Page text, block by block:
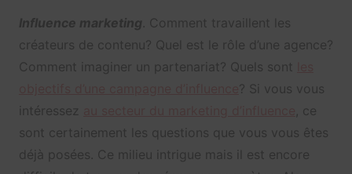
Influence marketing . Comment travaillent les
créateurs de contenu? Quel est le rôle d’une agence?
Comment imaginer un partenariat? Quels sont
? Si vous vous
intéressez
, ce
sont certainement les questions que vous vous êtes
déjà posées. Ce milieu intrigue mais il est encore